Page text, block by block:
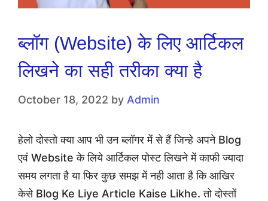
ब्लॉग (Website) के लिए आर्टिकल
लिखने का सही तरीका क्या है
October 18, 2022 by Admin
हेलो दोस्तो क्या आप भी उन ब्लॉगर में से हैं जिन्हे अपने Blog
एवं Website के लिये आर्टिकल पोस्ट लिखने में काफी ज्यादा
समय लगता है या फिर कुछ समझ में नही आता है कि आखिर
केसे Blog Ke Liye Article Kaise Likhe. तो दोस्तों